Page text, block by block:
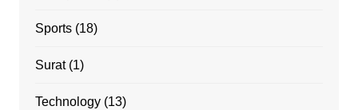
Sports(18)
Surat(1)
Technology(13)